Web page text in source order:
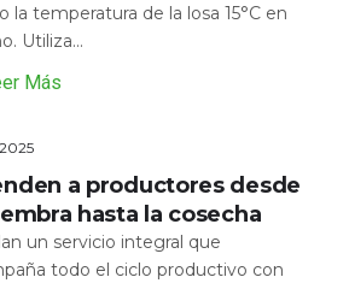
la temperatura de la losa 15°C en
Utiliza...
Más
a productores desde
hasta la cosecha
un servicio integral que
todo el ciclo productivo con